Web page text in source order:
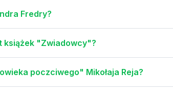
Fredry?
książek "Zwiadowcy"?
poczciwego" Mikołaja Reja?